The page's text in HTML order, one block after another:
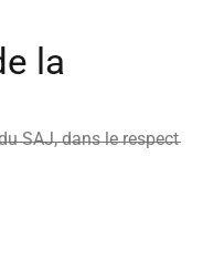
la
SAJ, dans le respect